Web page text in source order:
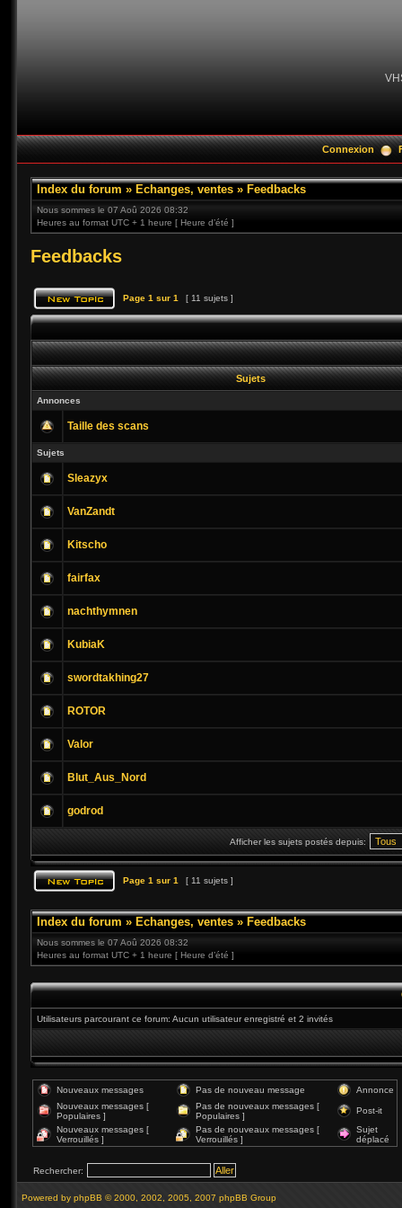
Connexion
Index du forum » Echanges, ventes » Feedbacks
Nous sommes le 07 Aoû 2026 08:32
Heures au format UTC + 1 heure [ Heure d’été ]
Feedbacks
Page 1 sur 1 [ 11 sujets ]
Sujets
Annonces
Taille des scans
Sujets
Sleazyx
VanZandt
Kitscho
fairfax
nachthymnen
KubiaK
swordtakhing27
ROTOR
Valor
Blut_Aus_Nord
godrod
Afficher les sujets postés depuis:
Page 1 sur 1 [ 11 sujets ]
Index du forum » Echanges, ventes » Feedbacks
Nous sommes le 07 Aoû 2026 08:32
Heures au format UTC + 1 heure [ Heure d’été ]
Utilisateurs parcourant ce forum: Aucun utilisateur enregistré et 2 invités
Nouveaux messages Pas de nouveau message
Annonce
Nouveaux messages [
Populaires ]
Pas de nouveaux messages [
Populaires ]
Post-it
Nouveaux messages [
Verrouillés ]
Pas de nouveaux messages [
Verrouillés ]
Sujet
déplacé
Rechercher:
Powered by phpBB © 2000, 2002, 2005, 2007 phpBB Group